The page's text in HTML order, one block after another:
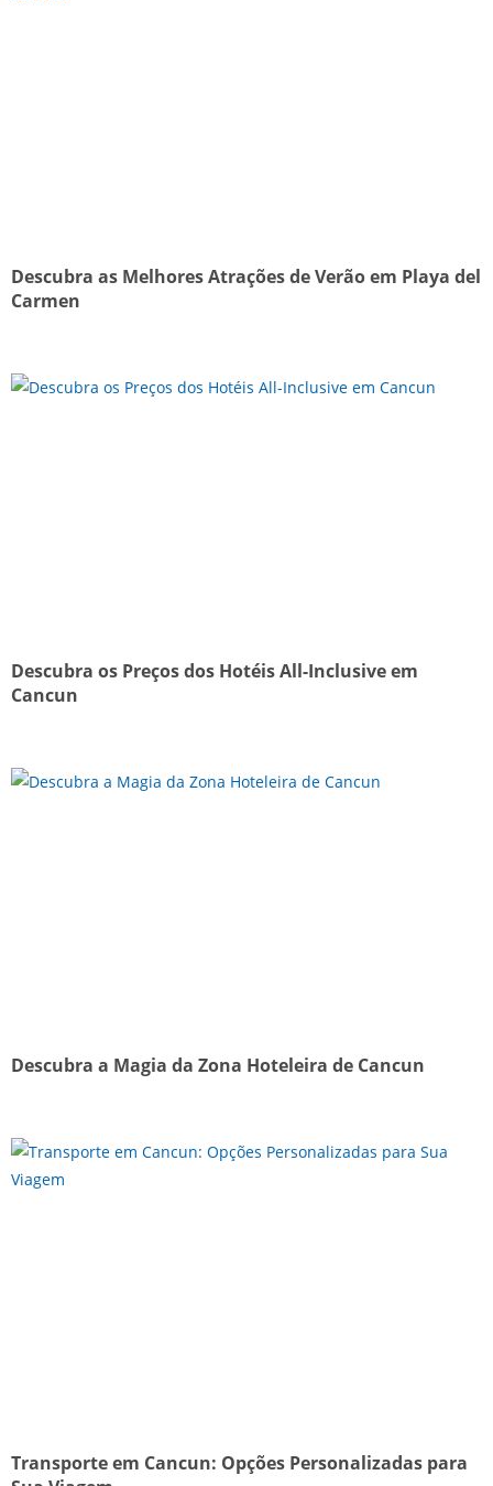
Descubra as Melhores Atrações de Verão em Playa del
Carmen
Descubra os Preços dos Hotéis All-Inclusive em
Cancun
Descubra a Magia da Zona Hoteleira de Cancun
Transporte em Cancun: Opções Personalizadas para